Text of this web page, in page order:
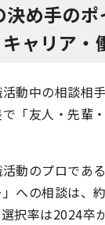
め手の
ャリア・
動中の相談相
で「友人・先輩
動のプロであ
への相談は、
択率は2024卒